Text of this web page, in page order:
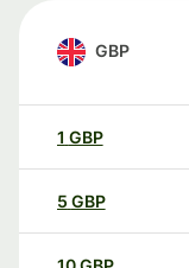
GBP
1 GBP
5 GBP